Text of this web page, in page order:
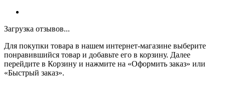
Загрузка отзывов...
Для покупки товара в нашем интернет-магазине выберите
понравившийся товар и добавьте его в корзину. Далее
перейдите в Корзину и нажмите на «Оформить заказ» или
«Быстрый заказ».